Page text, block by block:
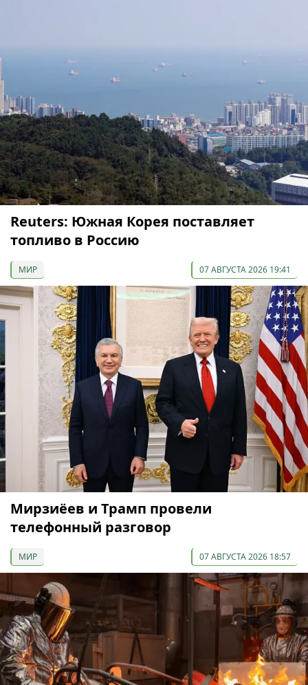
Reuters: Южная Корея поставляет
топливо в Россию
МИР 07 АВГУСТА 2026 19:41
Мирзиёев и Трамп провели
телефонный разговор
МИР 07 АВГУСТА 2026 18:57